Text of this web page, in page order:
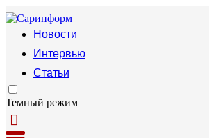
Новости
Интервью
Статьи
Темный режим